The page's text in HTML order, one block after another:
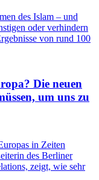
des Islam – und
oder verhindern
von rund 100
Die neuen
um uns zu
in Zeiten
des Berliner
zeigt, wie sehr